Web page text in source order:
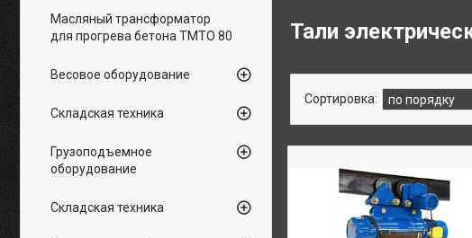
Тали
Масляный трансформатор
для прогрева бетона ТМТО 80
Весовое оборудование
Складская техника
Грузоподъемное
оборудование
Складская техника